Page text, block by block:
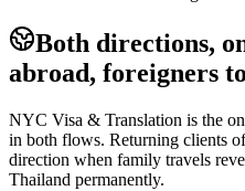
Both directions,
abroad, foreigners
NYC Visa & Translation is the
in both flows. Returning clients
direction when family travels
Thailand permanently.